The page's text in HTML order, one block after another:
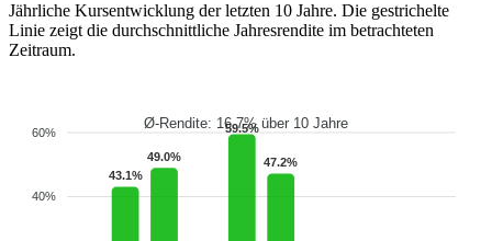
Jährliche Kursentwicklung der letzten 10 Jahre. Die gestrichelte
Linie zeigt die durchschnittliche Jahresrendite im betrachteten
Zeitraum.
Ø-Rendite: 16.7% über 10 Jahre
60%
40%
43.1%
49.0%
59.5%
47.2%